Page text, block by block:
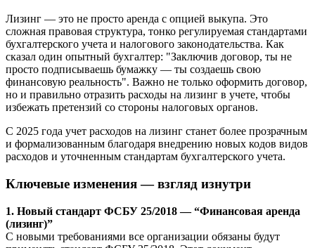
Лизинг — это не просто аренда с опцией выкупа. Это
сложная правовая структура, тонко регулируемая стандартами
бухгалтерского учета и налогового законодательства. Как
сказал один опытный бухгалтер: "Заключив договор, ты не
просто подписываешь бумажку — ты создаешь свою
финансовую реальность". Важно не только оформить договор,
но и правильно отразить расходы на лизинг в учете, чтобы
избежать претензий со стороны налоговых органов.
С 2025 года учет расходов на лизинг станет более прозрачным
и формализованным благодаря внедрению новых кодов видов
расходов и уточненным стандартам бухгалтерского учета.
Ключевые изменения — взгляд изнутри
1. Новый стандарт ФСБУ 25/2018 — “Финансовая аренда
(лизинг)”
С новыми требованиями все организации обязаны будут